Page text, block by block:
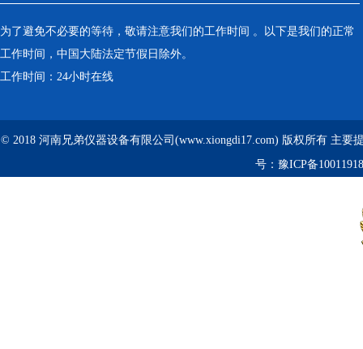
为了避免不必要的等待，敬请注意我们的工作时间 。以下是我们的正常
工作时间，中国大陆法定节假日除外。
工作时间：24小时在线
© 2018 河南兄弟仪器设备有限公司(www.xiongdi17.com) 版权所有 主要
号： 豫ICP备